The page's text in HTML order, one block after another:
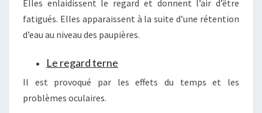
Elles enlaidissent le regard et donnent l’air d’être
fatigués. Elles apparaissent à la suite d’une rétention
d’eau au niveau des paupières.
Le regard terne
Il est provoqué par les effets du temps et les
problèmes oculaires.